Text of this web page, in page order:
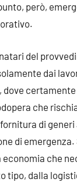
però,
del
dai
certamente
che
di
di
che
tipo, dalla